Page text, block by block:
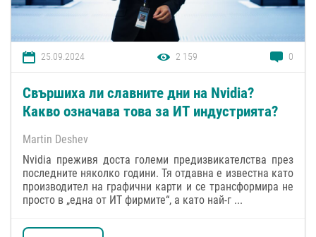
25.09.2024 2 159 0
Свършиха ли славните дни на Nvidia?
Какво означава това за ИТ индустрията?
Martin Deshev
Nvidia преживя доста големи предизвикателства през
последните няколко години. Тя отдавна е известна като
производител на графични карти и се трансформира не
просто в „една от ИТ фирмите“, а като най-г ...